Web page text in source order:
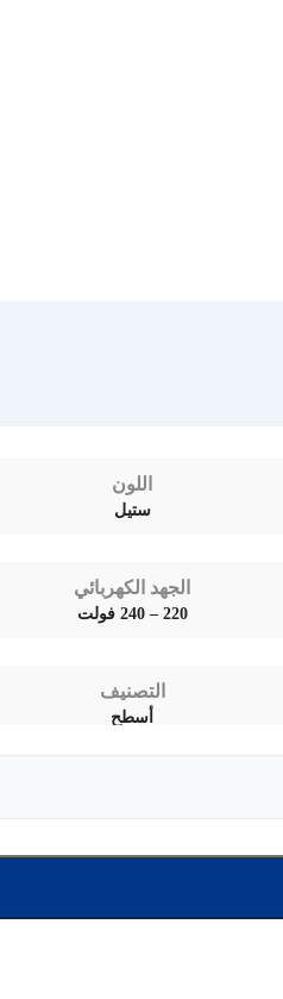
اللون
ستيل
الجهد الكهربائي
220 – 240 فولت
التصنيف
أسطح